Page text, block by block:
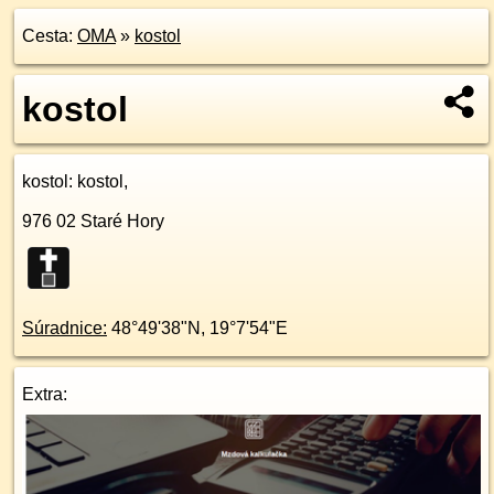
Cesta: OMA» kostol
kostol
kostol : kostol,
976 02 Staré Hory
Súradnice: 48°49'38"N , 19°7'54"E
Extra: